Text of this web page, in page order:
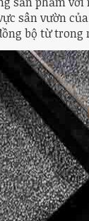
sân vườn
bộ từ trong